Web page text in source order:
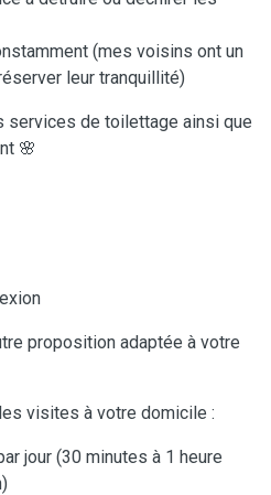
(mes voisins ont un
leur tranquillité)
services de toilettage ainsi que
🌸
proposition adaptée à votre
visites à votre domicile :
jour (30 minutes à 1 heure